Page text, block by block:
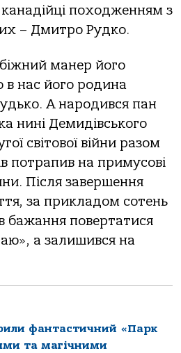
походженням з
– Дмитро Рудко.
манер його
в нас його родина
А народився пан
нині Демидівського
світової війни разом
потрапив на примусові
Після завершення
за прикладом сотень
бажання повертатися
а залишився на
фантастичний «Парк
та магічними